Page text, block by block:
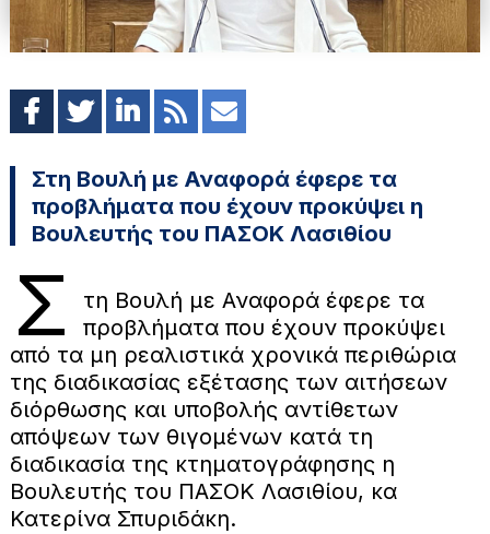
Στη Βουλή με Αναφορά έφερε τα
προβλήματα που έχουν προκύψει η
Βουλευτής του ΠΑΣΟΚ Λασιθίου
Σ
τη Βουλή με Αναφορά έφερε τα
προβλήματα που έχουν προκύψει
από τα μη ρεαλιστικά χρονικά περιθώρια
της διαδικασίας εξέτασης των αιτήσεων
διόρθωσης και υποβολής αντίθετων
απόψεων των θιγομένων κατά τη
διαδικασία της κτηματογράφησης η
Βουλευτής του ΠΑΣΟΚ Λασιθίου, κα
Κατερίνα Σπυριδάκη.